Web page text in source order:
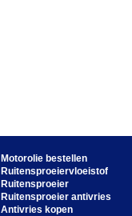
Motorolie bestellen
Ruitensproeiervloeistof
Ruitensproeier
Ruitensproeier antivries
Antivries kopen